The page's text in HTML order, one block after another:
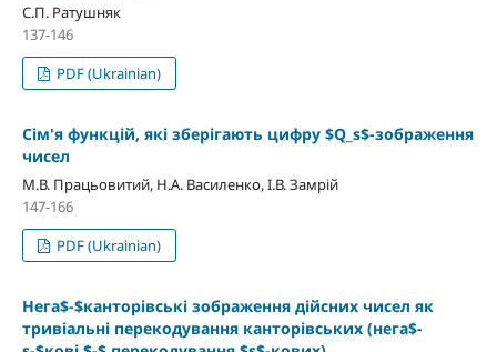
С.П. Ратушняк
137-146
PDF (Ukrainian)
Сім'я функцій, які зберігають цифру $Q_s$-зображення
чисел
М.В. Працьовитий, Н.А. Василенко, І.В. Замрій
147-166
PDF (Ukrainian)
Нега$-$канторівські зображення дійсних чисел як
тривіальні перекодування канторівських (нега$-